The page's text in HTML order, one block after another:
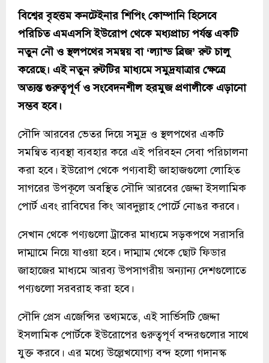
বিশ্বের বৃহত্তম কনটেইনার শিপিং কোম্পানি হিসেবে
পরিচিত এমএসসি ইউরোপ থেকে মধ্যপ্রাচ্য পর্যন্ত একটি
নতুন নৌ ও স্থলপথের সমন্বয় বা ‘ল্যান্ড ব্রিজ’ রুট চালু
করেছে। এই নতুন রুটটির মাধ্যমে সমুদ্রযাত্রার ক্ষেত্রে
অত্যন্ত গুরুত্বপূর্ণ ও সংবেদনশীল হরমুজ প্রণালীকে এড়ানো
সম্ভব হবে।
সৌদি আরবের ভেতর দিয়ে সমুদ্র ও স্থলপথের একটি
সমন্বিত ব্যবস্থা ব্যবহার করে এই পরিবহন সেবা পরিচালনা
করা হবে। ইউরোপ থেকে পণ্যবাহী জাহাজগুলো লোহিত
সাগরের উপকূলে অবস্থিত সৌদি আরবের জেদ্দা ইসলামিক
পোর্ট এবং রাবিঘের কিং আবদুল্লাহ পোর্টে নোঙর করবে।
সেখান থেকে পণ্যগুলো ট্রাকের মাধ্যমে সড়কপথে সরাসরি
দাম্মামে নিয়ে যাওয়া হবে। দাম্মাম থেকে ছোট ফিডার
জাহাজের মাধ্যমে আরব্য উপসাগরীয় অন্যান্য দেশগুলোতে
পণ্যগুলো সরবরাহ করা হবে।
সৌদি প্রেস এজেন্সির তথ্যমতে, এই সার্ভিসটি জেদ্দা
ইসলামিক পোর্টকে ইউরোপের গুরুত্বপূর্ণ বন্দরগুলোর সাথে
যুক্ত করবে। এর মধ্যে উল্লেখযোগ্য বন্দ হলো গদানস্ক